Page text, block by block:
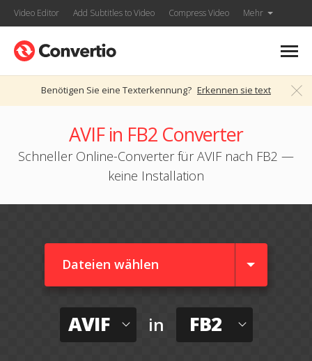
Video Editor Add Subtitles to Video Compress Video Mehr
Benötigen Sie eine Texterkennung? Erkennen sie text
AVIF in FB2 Converter
Schneller Online-Converter für AVIF nach FB2 —
keine Installation
Dateien wählen
AVIF in FB2